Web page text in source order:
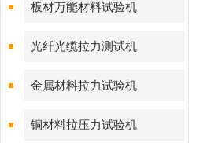
板材万能材料试验机
光纤光缆拉力测试机
金属材料拉力试验机
铜材料拉压力试验机